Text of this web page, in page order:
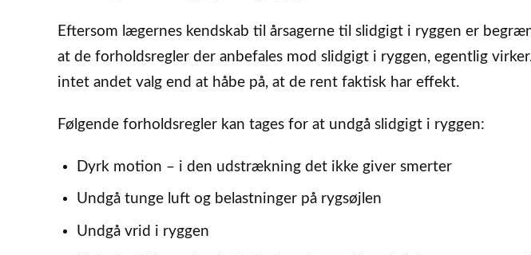
Eftersom lægernes kendskab til årsagerne til slidgigt i ryggen er
at de forholdsregler der anbefales mod slidgigt i ryggen, egentlig
intet andet valg end at håbe på, at de rent faktisk har effekt.
Følgende forholdsregler kan tages for at undgå slidgigt i ryggen:
Dyrk motion – i den udstrækning det ikke giver smerter
Undgå tunge luft og belastninger på rygsøjlen
Undgå vrid i ryggen